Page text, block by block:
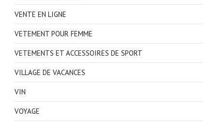
VENTE EN LIGNE
VETEMENT POUR FEMME
VETEMENTS ET ACCESSOIRES DE SPORT
VILLAGE DE VACANCES
VIN
VOYAGE